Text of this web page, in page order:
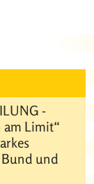
-
am Limit“
und